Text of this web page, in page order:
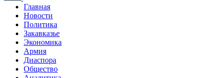
Главная
Новости
Политика
Закавказье
Экономика
Армия
Диаспора
Общество